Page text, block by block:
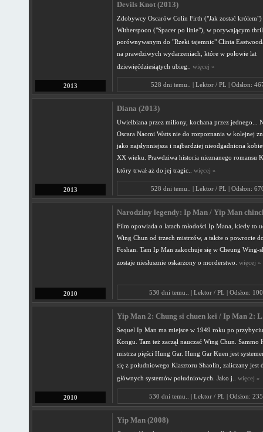
2013
Devils Knot (2013)
Zdobywcy Oscarów Colin Firth ("Jak zostać królem")
Witherspoon ("Spacer po linie"), w porywającym
porównywanym do "Rzeki tajemnic" Clinta
na prawdziwych wydarzeniach, które w połowie lat
dziewięćdziesiątych ubieg.. więcej »
528 dni temu.. | Lektor / PL | Odsłon:
2013
Diana (2013)
Uwielbiana przez miliony, kochana przez jednego...
Oscara Naomi Watts nie do rozpoznania w kolejnej
jako najsłynniejsza i najbardziej nieodgadniona
XX wieku. Prawdziwa historia nieznanego romansu
który trwał aż do jej tragic.. więcej »
528 dni temu.. | Lektor / PL | Odsłon:
2010
Narodziny legendy: Ip Man / Yip Man
Film opowiada o latach młodości Ip Mana, kiedy to
Wing Chun od trzech mistrzów, a także o powrocie
Foshan. Tam Ip Man zakochuje się w Cheung Wing-
zostaje niesłusznie oskarżony o morderstwo. więcej »
530 dni temu.. | Lektor / PL | Odsłon:
2010
Yip Man 2: Chung si chuen kei / Ip Man 2:
Sequel Ip Man ma miejsce w 1949 roku po
Kongu. Tam też zaczął nauczać Wing Chun. Sammo
mistrza pięści Hung Gar. Hung Gar Kuen jest
się z południowego Klasztoru Shaolin, zaliczany jest
głównych systemów południowych. Jako j.. więcej »
530 dni temu.. | Lektor / PL | Odsłon:
Yip Man (2008)